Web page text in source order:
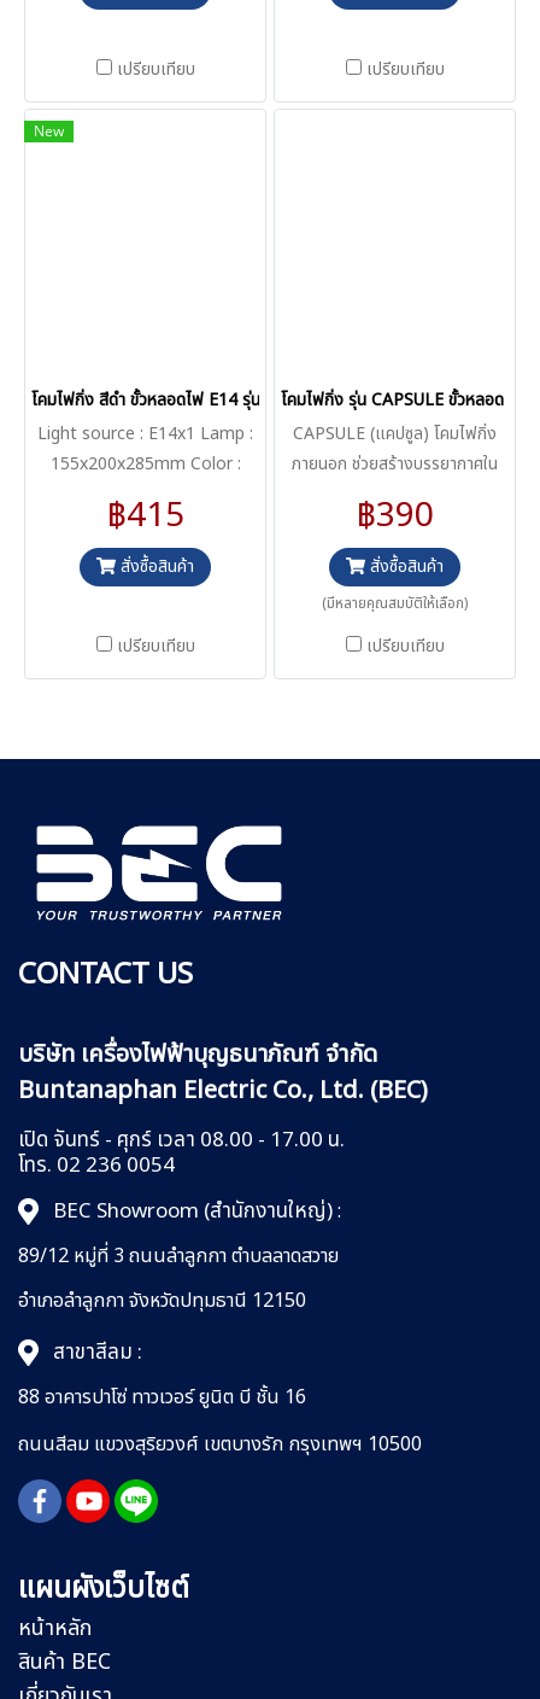
เปรียบเทียบ เปรียบเทียบ
New
โคมไฟกิ่ง สีดำ ขั้วหลอดไฟ E14 รุ่น C102-1
Light source : E14x1 Lamp :
155x200x285mm Color :
฿415
สั่งซื้อสินค้า
เปรียบเทียบ
โคมไฟกิ่ง รุ่น CAPSULE ขั้วหลอด E27
CAPSULE (แคปซูล) โคมไฟกิ่ง
ภายนอก ช่วยสร้างบรรยากาศใน
ติดกำแพงดีไซน์ทันสมัย เหมาะ
สำหรับการแต่งบ้านหลากหลาย
ประเภท สามารถใช้ประดับผนัง หรือ
ประดับตกแต่งทั่วไป
฿390
สั่งซื้อสินค้า
(มีหลายคุณสมบัติให้เลือก)
เปรียบเทียบ
CONTACT US
บริษัท เครื่องไฟฟ้าบุญธนาภัณฑ์ จำกัด
Buntanaphan Electric Co., Ltd. (BEC)
เปิด จันทร์ - ศุกร์ เวลา 08.00 - 17.00 น.
โทร. 02 236 0054
BEC Showroom (สำนักงานใหญ่):
89/12 หมู่ที่ 3 ถนนลำลูกกาตำบลลาดสวาย
อำเภอลำลูกกาจังหวัดปทุมธานี 12150
สาขาสีลม :
88 อาคารปาโซ่ ทาวเวอร์ ยูนิต บี ชั้น 16
ถนนสีลม แขวงสุริยวงศ์ เขตบางรัก กรุงเทพฯ 10500
แผนผังเว็บไซต์
หน้าหลัก
สินค้า BEC